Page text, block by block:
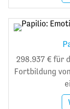
298.937 € für
Fortbildung